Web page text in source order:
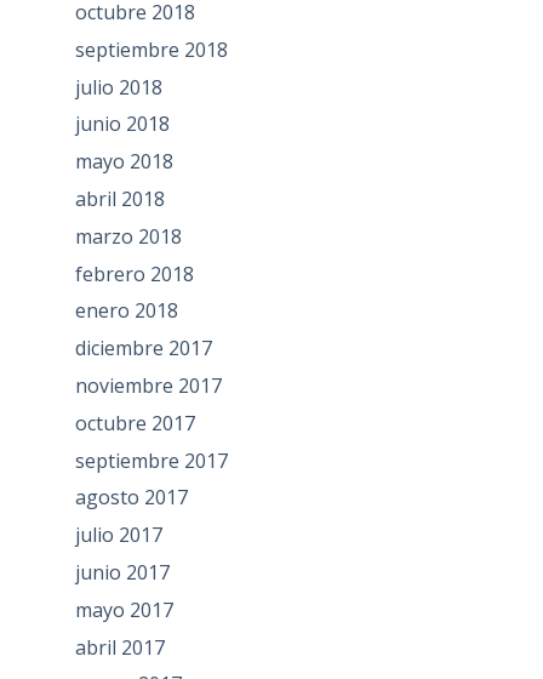
octubre 2018
septiembre 2018
julio 2018
junio 2018
mayo 2018
abril 2018
marzo 2018
febrero 2018
enero 2018
diciembre 2017
noviembre 2017
octubre 2017
septiembre 2017
agosto 2017
julio 2017
junio 2017
mayo 2017
abril 2017